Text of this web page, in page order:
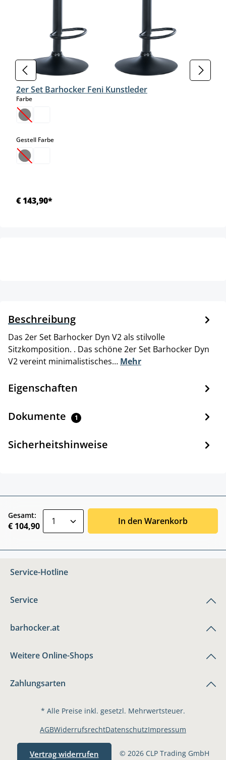
2er Set Barhocker Feni Kunstleder
Farbeauswählen
(Diese Option ist zurzeit nicht verfügbar.)
Gestell Farbeauswählen
(Diese Option ist zurzeit nicht verfügbar.)
€ 143,90*
Beschreibung
Das 2er Set Barhocker Dyn V2 als stilvolle
Sitzkomposition. . Das schöne 2er Set Barhocker Dyn
V2 vereint minimalistisches… Mehr
Eigenschaften
Dokumente 1
Sicherheitshinweise
Gesamt:
€ 104,90 In den Warenkorb
Service-Hotline
Service
barhocker.at
Weitere Online-Shops
Zahlungsarten
* Alle Preise inkl. gesetzl. Mehrwertsteuer.
Vertrag widerrufen © 2026 CLP Trading GmbH
AGBWiderrufsrechtDatenschutzImpressum